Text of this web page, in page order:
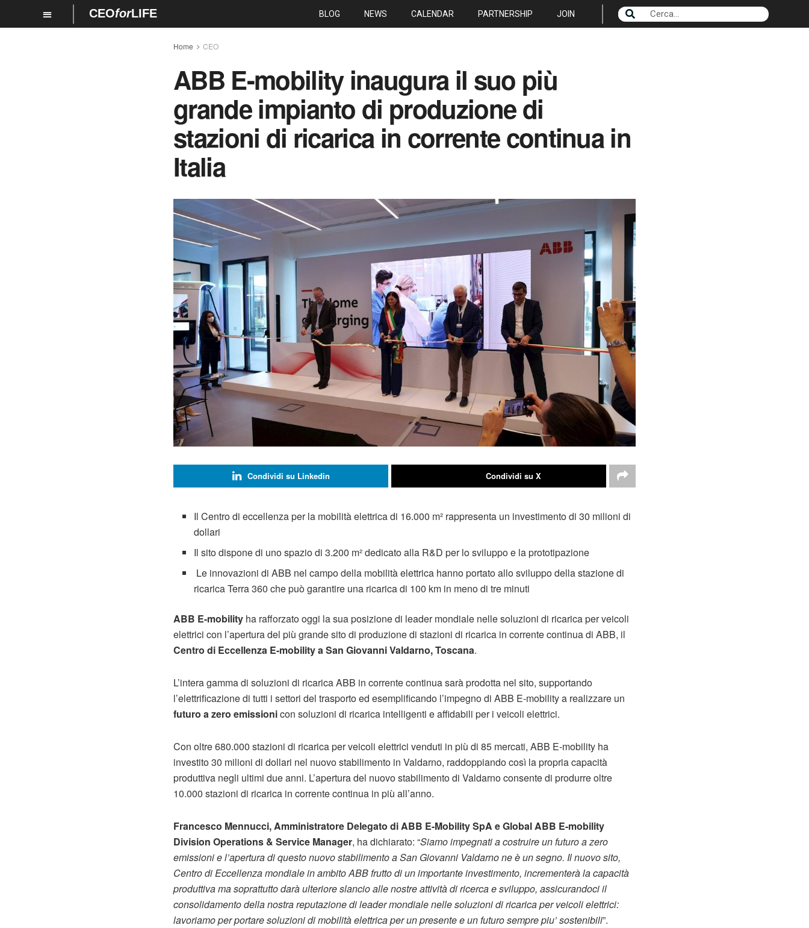
CEOforLIFE BLOG NEWS CALENDAR PARTNERSHIP JOIN
Home CEO
ABB E-mobility inaugura il suo più
grande impianto di produzione di
stazioni di ricarica in corrente continua in
Italia
Condividi su Linkedin Condividi su X
Il Centro di eccellenza per la mobilità elettrica di 16.000 m² rappresenta un investimento di 30 milioni di
dollari
Il sito dispone di uno spazio di 3.200 m² dedicato alla R&D per lo sviluppo e la prototipazione
Le innovazioni di ABB nel campo della mobilità elettrica hanno portato allo sviluppo della stazione di
ricarica Terra 360 che può garantire una ricarica di 100 km in meno di tre minuti
ABB E-mobility ha rafforzato oggi la sua posizione di leader mondiale nelle soluzioni di ricarica per veicoli
elettrici con l’apertura del più grande sito di produzione di stazioni di ricarica in corrente continua di ABB, il
Centro di Eccellenza E-mobility a San Giovanni Valdarno, Toscana.
L’intera gamma di soluzioni di ricarica ABB in corrente continua sarà prodotta nel sito, supportando
l’elettrificazione di tutti i settori del trasporto ed esemplificando l’impegno di ABB E-mobility a realizzare un
futuro a zero emissionicon soluzioni di ricarica intelligenti e affidabili per i veicoli elettrici.
Con oltre 680.000 stazioni di ricarica per veicoli elettrici venduti in più di 85 mercati, ABB E-mobility ha
investito 30 milioni di dollari nel nuovo stabilimento in Valdarno, raddoppiando così la propria capacità
produttiva negli ultimi due anni. L’apertura del nuovo stabilimento di Valdarno consente di produrre oltre
10.000 stazioni di ricarica in corrente continua in più all’anno.
Francesco Mennucci, Amministratore Delegato di ABB E-Mobility SpA e Global ABB E-mobility
Division Operations & Service Manager, ha dichiarato: “Siamo impegnati a costruire un futuro a zero
emissioni e l’apertura di questo nuovo stabilimento a San Giovanni Valdarno ne è un segno. Il nuovo sito,
Centro di Eccellenza mondiale in ambito ABB frutto di un importante investimento, incrementerà la capacità
produttiva ma soprattutto darà ulteriore slancio alle nostre attività di ricerca e sviluppo, assicurandoci il
consolidamento della nostra reputazione di leader mondiale nelle soluzioni di ricarica per veicoli elettrici:
lavoriamo per portare soluzioni di mobilità elettrica per un presente e un futuro sempre piu’ sostenibili”.